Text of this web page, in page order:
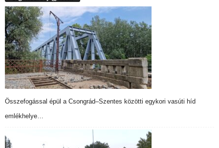
Összefogással épül a Csongrád–Szentes közötti egykori vasúti híd
emlékhelye…